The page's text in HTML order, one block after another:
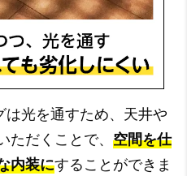
は光を通すため、天井や
だくことで、 空間を仕
内装にすることができま